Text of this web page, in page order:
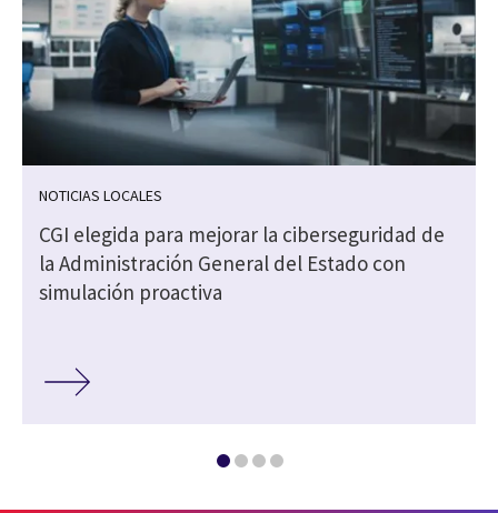
NOTICIAS LOCALES
CGI elegida para mejorar la ciberseguridad de
la Administración General del Estado con
simulación proactiva